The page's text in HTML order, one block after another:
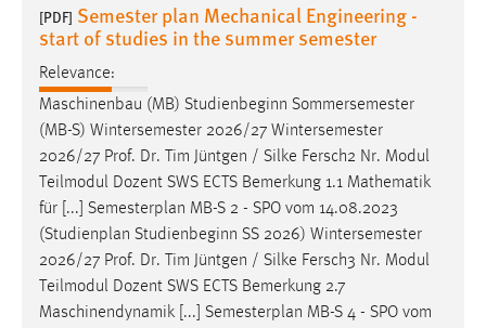
[PDF] Semester plan Mechanical Engineering -
start of studies in the summer semester
Relevance:
Maschinenbau (MB) Studienbeginn Sommersemester
(MB-S) Wintersemester 2026/27 Wintersemester
2026/27 Prof. Dr. Tim Jüntgen / Silke Fersch2 Nr. Modul
Teilmodul Dozent SWS ECTS Bemerkung 1.1 Mathematik
für [...] Semesterplan MB-S 2 - SPO vom 14.08.2023
(Studienplan Studienbeginn SS 2026) Wintersemester
2026/27 Prof. Dr. Tim Jüntgen / Silke Fersch3 Nr. Modul
Teilmodul Dozent SWS ECTS Bemerkung 2.7
Maschinendynamik [...] Semesterplan MB-S 4 - SPO vom